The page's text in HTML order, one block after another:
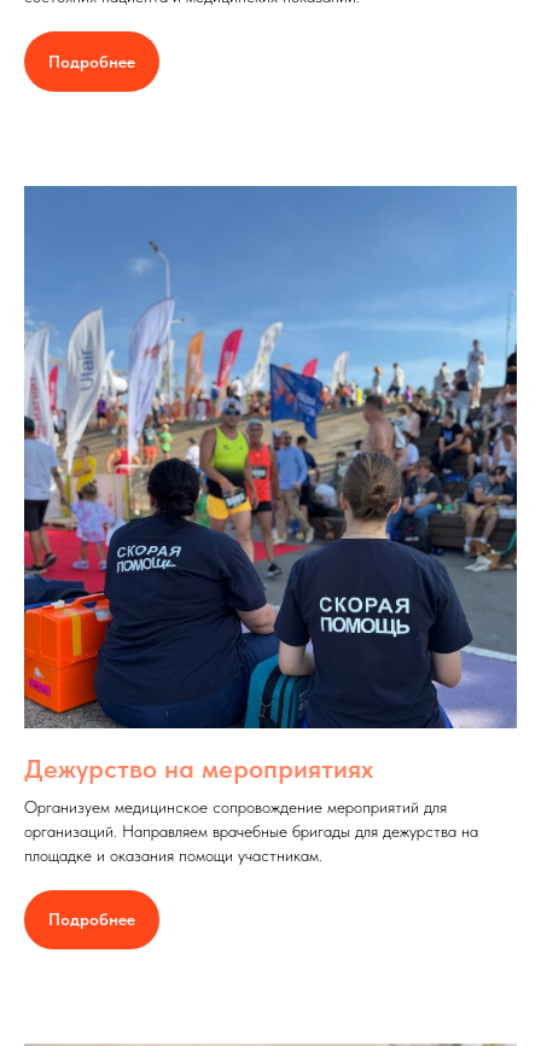
Подробнее
Дежурство на мероприятиях
Организуем медицинское сопровождение мероприятий для
организаций. Направляем врачебные бригады для дежурства на
площадке и оказания помощи участникам.
Подробнее